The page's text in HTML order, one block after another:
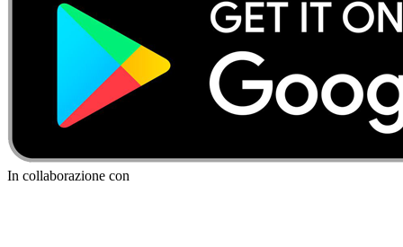
In collaborazione con